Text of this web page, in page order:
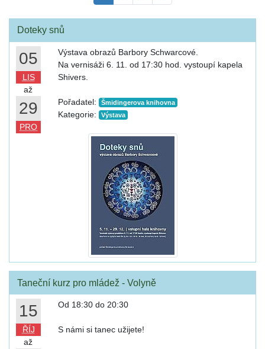
Doteky snů
05
LIS
až
29
PRO
Výstava obrazů Barbory Schwarcové.
Na vernisáži 6. 11. od 17:30 hod. vystoupí kapela
Shivers.
Pořadatel: Šmidingerova knihovna
Kategorie: Výstava
Taneční kurz pro mládež - Volyně
15
ŘÍJ
až
Od 18:30 do 20:30
S námi si tanec užijete!